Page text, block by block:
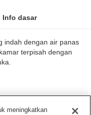
Info dasar
indah dengan air panas
terpisah dengan
meningkatkan